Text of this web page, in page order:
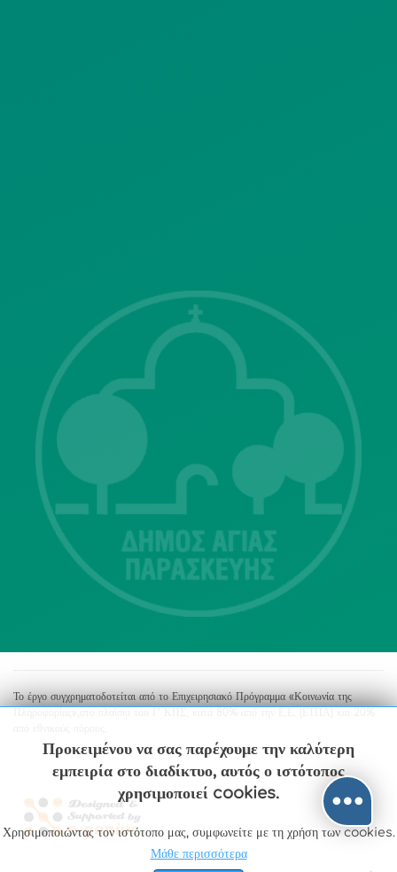
Λ. Μεσογείων 415-417 Τ.Κ.15343
Αγία Παρασκευή
213 2004500
dimos@agiaparaskevi.gr
Το έργο συγχρηματοδοτείται από το Επιχειρησιακό Πρόγραμμα «Κοινωνία της
Προκειμένου να σας παρέχουμε την καλύτερη
εμπειρία στο διαδίκτυο, αυτός ο ιστότοπος
χρησιμοποιεί cookies.
Χρησιμοποιώντας τον ιστότοπο μας, συμφωνείτε με τη χρήση των cookies.
Μάθε περισσότερα